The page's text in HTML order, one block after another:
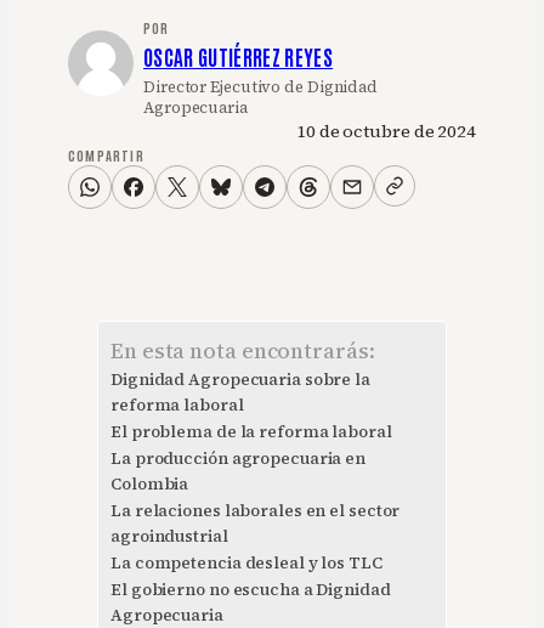
POR
OSCAR GUTIÉRREZ REYES
Director Ejecutivo de Dignidad
Agropecuaria
10 de octubre de 2024
COMPARTIR
En esta nota encontrarás:
Dignidad Agropecuaria sobre la
reforma laboral
El problema de la reforma laboral
La producción agropecuaria en
Colombia
La relaciones laborales en el sector
agroindustrial
La competencia desleal y los TLC
El gobierno no escucha a Dignidad
Agropecuaria